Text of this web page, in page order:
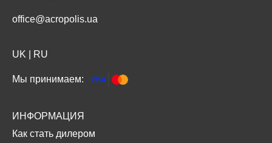
office@acropolis.ua
UK RU
Мы принимаем:
ИНФОРМАЦИЯ
Как стать дилером